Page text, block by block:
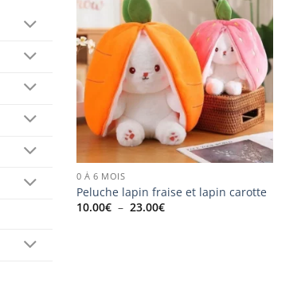
0 À 6 MOIS
Peluche lapin fraise et lapin carotte
10.00€ – 23.00€Plage